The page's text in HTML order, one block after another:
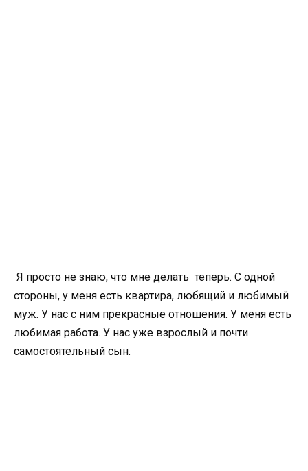
Я просто не знаю, что мне делать теперь. С одной
стороны, у меня есть квартира, любящий и любимый
муж. У нас с ним прекрасные отношения. У меня есть
любимая работа. У нас уже взрослый и почти
самостоятельный сын.